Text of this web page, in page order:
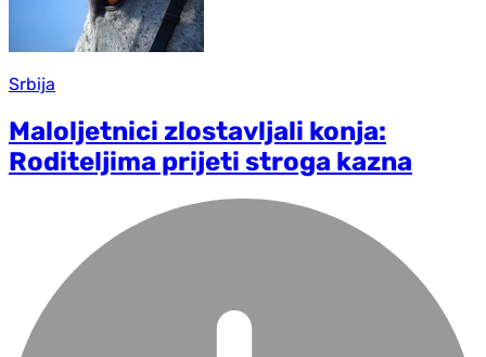
Srbija
Maloljetnici zlostavljali konja:
Roditeljima prijeti stroga kazna